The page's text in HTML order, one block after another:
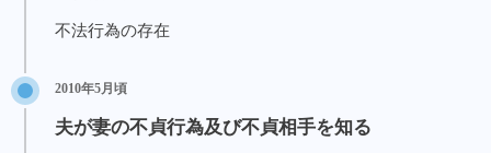
不法行為の存在
2010年5月頃
夫が妻の不貞行為及び不貞相手を知る